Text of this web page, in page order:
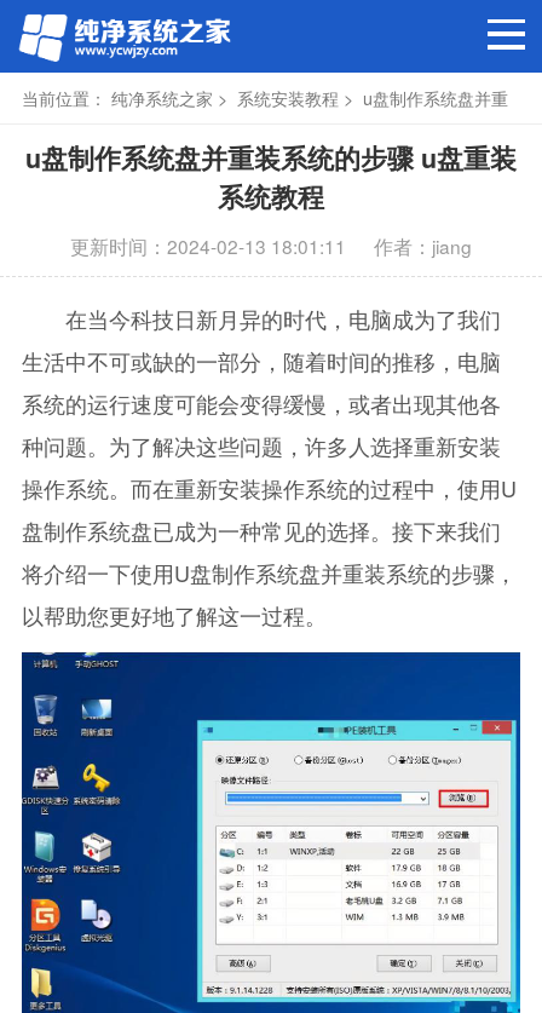
当前位置： 纯净系统之家 > 系统安装教程 > u盘制作系统盘并重
装系统的步骤
u盘制作系统盘并重装系统的步骤 u盘重装
系统教程
更新时间：2024-02-13 18:01:11 作者：jiang
在当今科技日新月异的时代，电脑成为了我们
生活中不可或缺的一部分，随着时间的推移，电脑
系统的运行速度可能会变得缓慢，或者出现其他各
种问题。为了解决这些问题，许多人选择重新安装
操作系统。而在重新安装操作系统的过程中，使用U
盘制作系统盘已成为一种常见的选择。接下来我们
将介绍一下使用U盘制作系统盘并重装系统的步骤，
以帮助您更好地了解这一过程。